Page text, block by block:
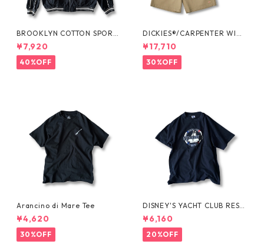
BROOKLYN COTTON SPORT
JKT by Polo Ralph Lauren
¥7,920
40%OFF
DICKIES®/CARPENTER WIDE
SHORTS -SEDAN ALL-PURPO
SE-
¥17,710
30%OFF
Arancino di Mare Tee
¥4,620
30%OFF
DISNEY'S YACHT CLUB RESO
RT Tee
¥6,160
20%OFF